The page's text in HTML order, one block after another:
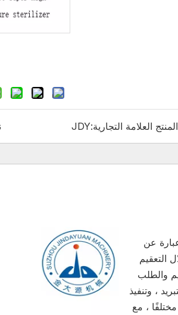
المنتج العلامة التجارية:JDY
عن
التعقيم
والطلب
، وتنفيذ
، مع